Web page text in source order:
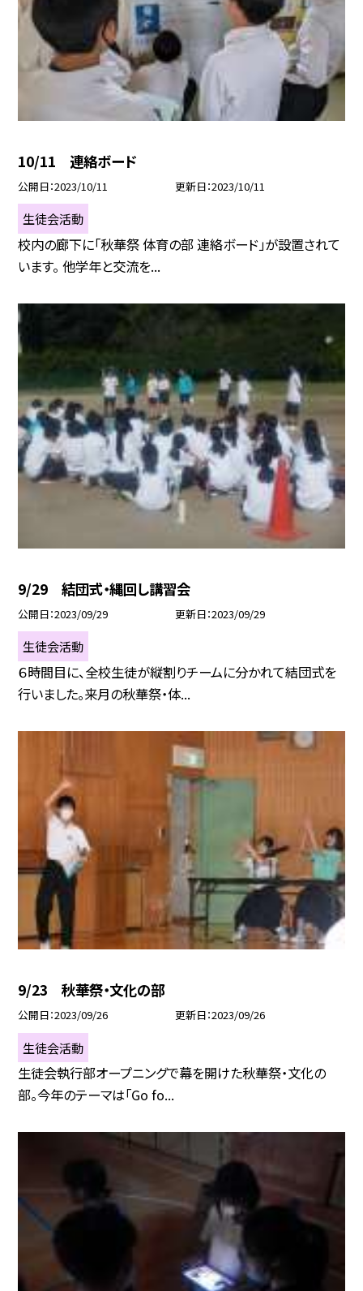
10/11 連絡ボード
公開日 2023/10/11 更新日 2023/10/11
生徒会活動
校内の廊下に「秋華祭 体育の部 連絡ボード」が設置されて
います。 他学年と交流を...
9/29 結団式・縄回し講習会
公開日 2023/09/29 更新日 2023/09/29
生徒会活動
６時間目に、全校生徒が縦割りチームに分かれて結団式を
行いました。来月の秋華祭・体...
9/23 秋華祭・文化の部
公開日 2023/09/26 更新日 2023/09/26
生徒会活動
生徒会執行部オープニングで幕を開けた秋華祭・文化の
部。今年のテーマは「Go fo...